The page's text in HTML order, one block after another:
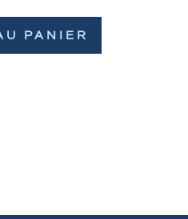
PANIER